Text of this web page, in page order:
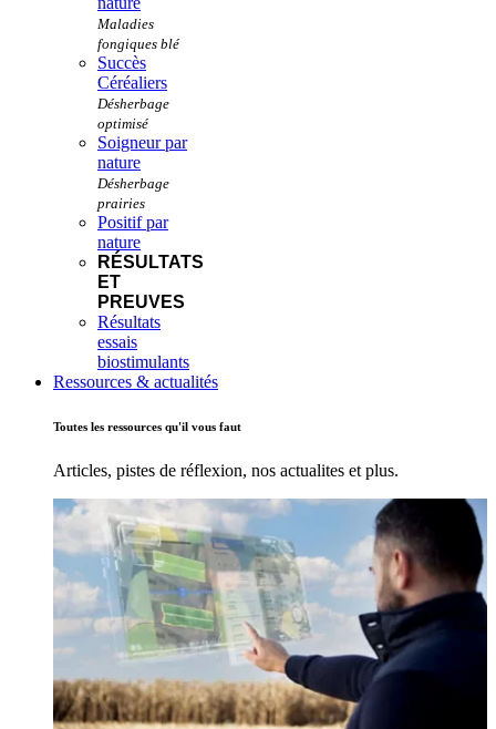
Succès
Céréaliers
Soigneur par
nature
Positif par
nature
RÉSULTATS
ET
PREUVES
Résultats
essais
biostimulants
Ressources & actualités
Toutes les ressources qu'il vous faut
Articles, pistes de réflexion, nos actualites et plus.